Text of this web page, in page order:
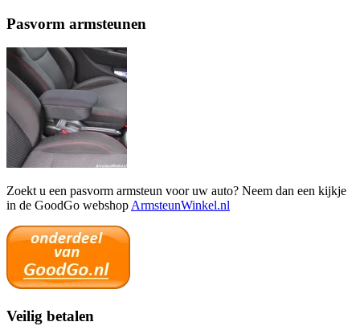
Pasvorm armsteunen
Zoekt u een pasvorm armsteun voor uw auto? Neem dan een kijkje
in de GoodGo webshop ArmsteunWinkel.nl
Veilig betalen